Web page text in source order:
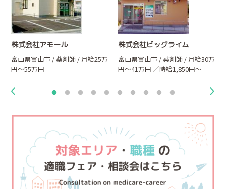
株式会社アモール
富山県富山市 / 薬剤師 / 月給25万
円～55万円
株式会社ビッグライム
富山県富山市 / 薬剤師 / 月給30万
円～41万円 ／時給1,850円～